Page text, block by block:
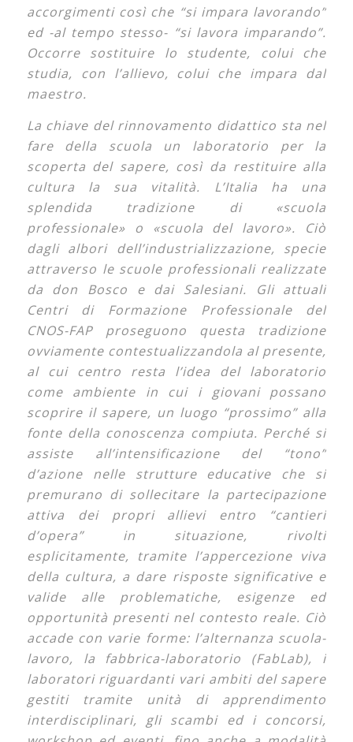
accorgimenti così che “si impara lavorando”
ed -al tempo stesso- “si lavora imparando”.
Occorre sostituire lo studente, colui che
studia, con l’allievo, colui che impara dal
maestro.
La chiave del rinnovamento didattico sta nel
fare della scuola un laboratorio per la
scoperta del sapere, così da restituire alla
cultura la sua vitalità. L’Italia ha una
splendida tradizione di «scuola
professionale» o «scuola del lavoro». Ciò
dagli albori dell’industrializzazione, specie
attraverso le scuole professionali realizzate
da don Bosco e dai Salesiani. Gli attuali
Centri di Formazione Professionale del
CNOS-FAP proseguono questa tradizione
ovviamente contestualizzandola al presente,
al cui centro resta l’idea del laboratorio
come ambiente in cui i giovani possano
scoprire il sapere, un luogo “prossimo” alla
fonte della conoscenza compiuta. Perché si
assiste all’intensificazione del “tono”
d’azione nelle strutture educative che si
premurano di sollecitare la partecipazione
attiva dei propri allievi entro “cantieri
d’opera” in situazione, rivolti
esplicitamente, tramite l’appercezione viva
della cultura, a dare risposte significative e
valide alle problematiche, esigenze ed
opportunità presenti nel contesto reale. Ciò
accade con varie forme: l’alternanza scuola-
lavoro, la fabbrica-laboratorio (FabLab), i
laboratori riguardanti vari ambiti del sapere
gestiti tramite unità di apprendimento
interdisciplinari, gli scambi ed i concorsi,